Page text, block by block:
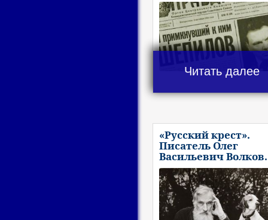
Читать далее
«Русский крест».
Писатель Олег
Васильевич Волков.